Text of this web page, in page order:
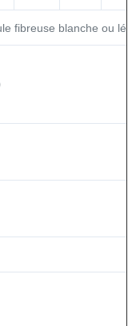
fibreuse blanche ou